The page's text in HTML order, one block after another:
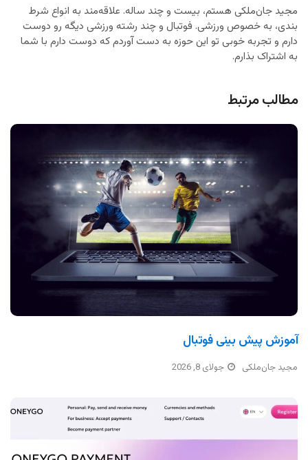
مجید جان‌ملکی هستم، بیست و چند ساله. علاقه‌مند به انواع شرط
بندی، به خصوص ورزشی. فوتبال و چند رشته ورزشی دیگه رو دوست
دارم و تجربه خوبی تو این حوزه به دست آوردم که دوست دارم با شما
به اشتراک بذارم.
مطالب مرتبط
آموزش پیش بینی فوتبال
مجید جان‌ملکی جولای 8, 2026